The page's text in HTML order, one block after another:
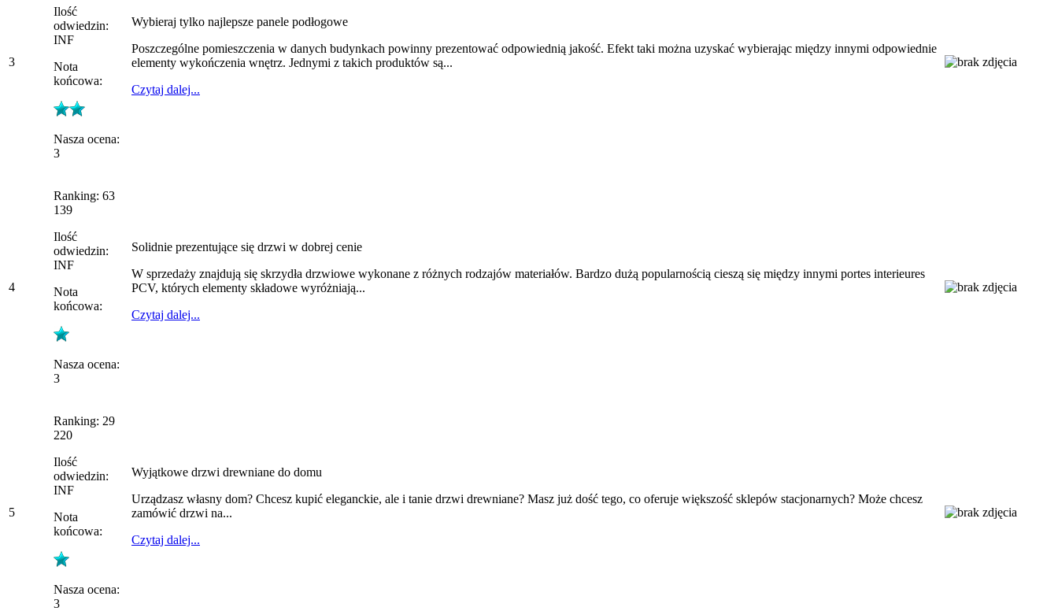
3
Ilość
odwiedzin:
INF
Nota
końcowa:
Nasza ocena:
3
Wybieraj tylko najlepsze panele podłogowe
Poszczególne pomieszczenia w danych budynkach powinny prezentować odpowiednią jakość. Efekt taki można uzyskać wybierając między innymi odpowiednie
elementy wykończenia wnętrz. Jednymi z takich produktów są...
Czytaj dalej...
4
Ranking: 63
139
Ilość
odwiedzin:
INF
Nota
końcowa:
Nasza ocena:
3
Solidnie prezentujące się drzwi w dobrej cenie
W sprzedaży znajdują się skrzydła drzwiowe wykonane z różnych rodzajów materiałów. Bardzo dużą popularnością cieszą się między innymi portes interieures
PCV, których elementy składowe wyróżniają...
Czytaj dalej...
5
Ranking: 29
220
Ilość
odwiedzin:
INF
Nota
końcowa:
Nasza ocena:
3
Wyjątkowe drzwi drewniane do domu
Urządzasz własny dom? Chcesz kupić eleganckie, ale i tanie drzwi drewniane? Masz już dość tego, co oferuje większość sklepów stacjonarnych? Może chcesz
zamówić drzwi na...
Czytaj dalej...